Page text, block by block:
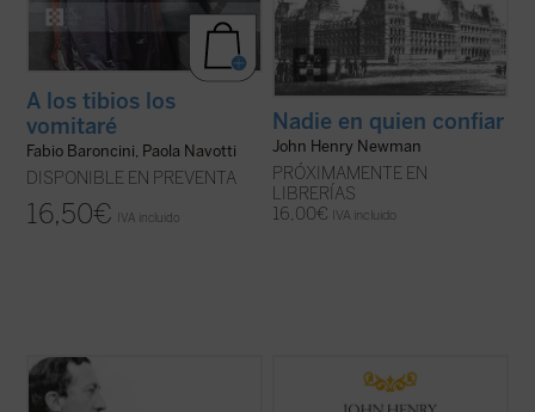
A los tibios los
vomitaré
Fabio Baroncini, Paola Navotti
DISPONIBLE EN PREVENTA
16,50€ IVA incluido
Nadie en quien confiar
John Henry Newman
PRÓXIMAMENTE EN
LIBRERÍAS
16,00€ IVA incluido
En estas conferencias, la voz profética de
Luigi Giussani es capaz de señalar, incluso
en ese momento histórico convulso entre
Desde su ordenación como pastor
anglicano hasta su muerte como cardenal
católico, la figura de Newman no deja de